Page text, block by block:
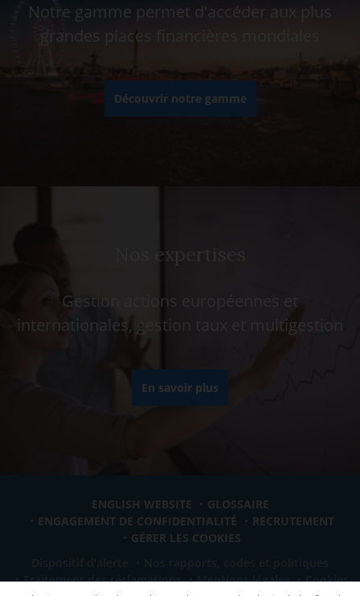
Notre gamme permet d'accéder aux plus
grandes places financières mondiales
Découvrir notre gamme
Nos expertises
Gestion actions européennes et
internationales, gestion taux et multigestion
En savoir plus
ENGLISH WEBSITE
GLOSSAIRE
ENGAGEMENT DE CONFIDENTIALITÉ
RECRUTEMENT
GÉRER LES COOKIES
Traitement des réclamations
Mentions légales Cookies